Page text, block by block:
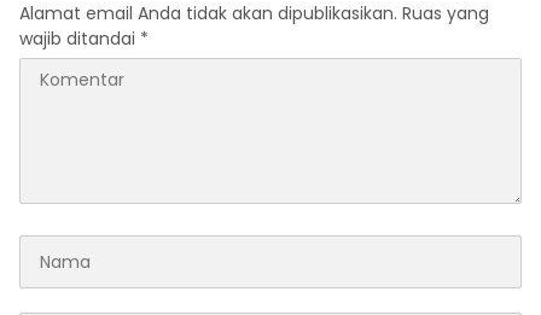
Alamat email Anda tidak akan dipublikasikan. Ruas yang
wajib ditandai *